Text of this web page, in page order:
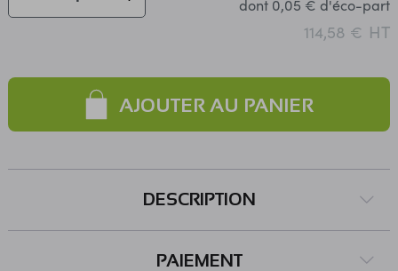
dont 0,05 € d'éco-part
114,58 € HT
AJOUTER AU PANIER
DESCRIPTION
PAIEMENT